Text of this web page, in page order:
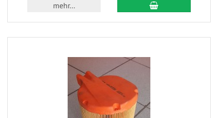
mehr...